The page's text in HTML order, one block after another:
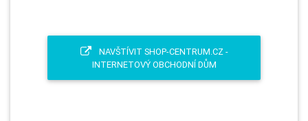
NAVŠTÍVIT SHOP-CENTRUM.CZ -
INTERNETOVÝ OBCHODNÍ DŮM